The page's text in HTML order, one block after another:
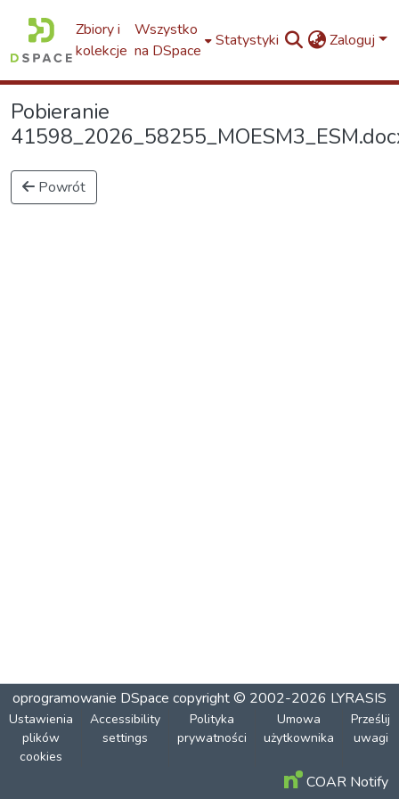
Zbiory i
kolekcje
Wszystko
na DSpace
Statystyki Zaloguj
Pobieranie
Powrót
oprogramowanie DSpace copyright © 2002-2026 LYRASIS
Ustawienia
plików
cookies
Accessibility
settings
Polityka
prywatności
Umowa
użytkownika
Prześlij
uwagi
COAR Notify